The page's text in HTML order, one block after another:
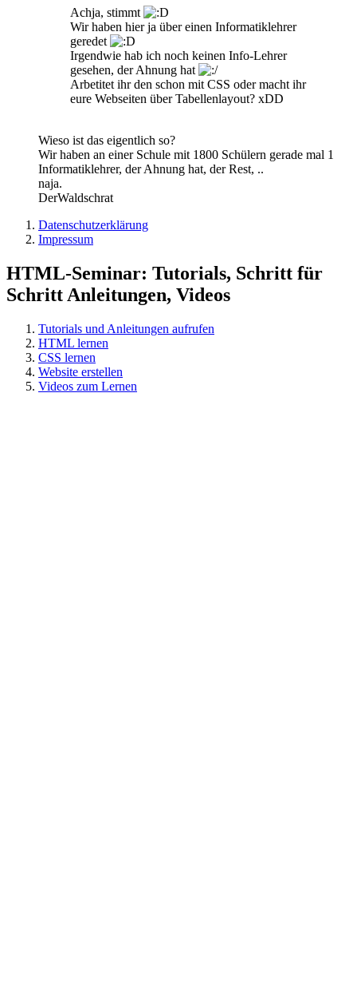
Achja, stimmt
Wir haben hier ja über einen Informatiklehrer
geredet
Irgendwie hab ich noch keinen Info-Lehrer
gesehen, der Ahnung hat
Arbetitet ihr den schon mit CSS oder macht ihr
eure Webseiten über Tabellenlayout? xDD
Wieso ist das eigentlich so?
Wir haben an einer Schule mit 1800 Schülern gerade mal 1
Informatiklehrer, der Ahnung hat, der Rest, ..
naja.
DerWaldschrat
Datenschutzerklärung
Impressum
HTML-Seminar: Tutorials, Schritt für
Schritt Anleitungen, Videos
Tutorials und Anleitungen aufrufen
HTML lernen
CSS lernen
Website erstellen
Videos zum Lernen